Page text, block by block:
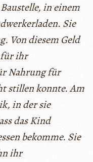
in einem
Sie
Von diesem Geld
für ihr
Nahrung für
stillen konnte. Am
in der sie
das Kind
bekomme. Sie
ihr